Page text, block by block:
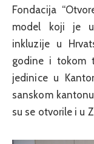
Fondacija
model koji je
inkluzije u
godine i tokom
jedinice u
sanskom
su se otvorile i u